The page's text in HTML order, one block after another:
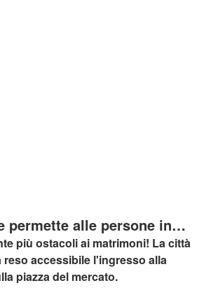
permette alle persone in
di accedere ai matrimoni
storico
più ostacoli ai matrimoni! La città
reso accessibile l'ingresso alla
piazza del mercato.